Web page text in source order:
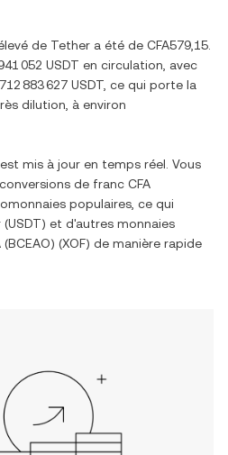
de Tether a été de CFA579,15
052 USDT en circulation, avec
883 627 USDT , ce qui porte la
dilution, à environ
est mis à jour en temps réel. Vous
de franc CFA
populaires, ce qui
(USDT) et d'autres monnaies
(XOF) de manière rapide